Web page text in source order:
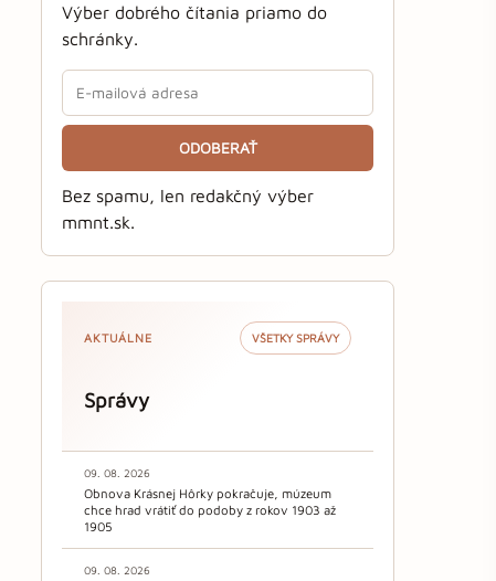
Výber dobrého čítania priamo do
schránky.
ODOBERAŤ
Bez spamu, len redakčný výber
mmnt.sk.
AKTUÁLNE VŠETKY SPRÁVY
Správy
09. 08. 2026
Obnova Krásnej Hôrky pokračuje, múzeum
chce hrad vrátiť do podoby z rokov 1903 až
1905
09. 08. 2026